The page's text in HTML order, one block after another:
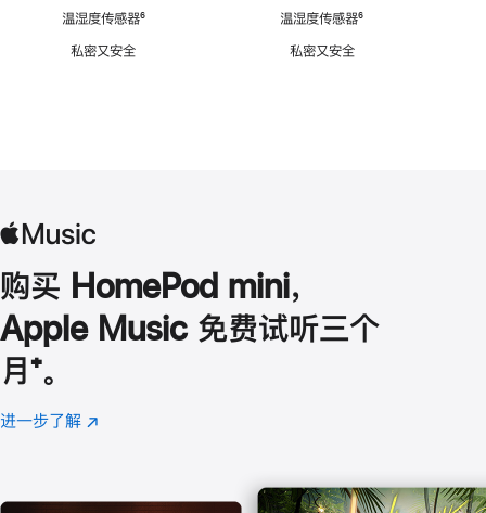
温湿度传感器脚
⁶
私密又安全
温湿度传感器脚
⁶
私密又安全
购买 HomePod mini，
Apple Music 免费试听三个
月 脚
注
⁺。
进一步了解 Apple
(在
口